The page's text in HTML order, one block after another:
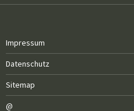
Impressum
Datenschutz
Sitemap
@